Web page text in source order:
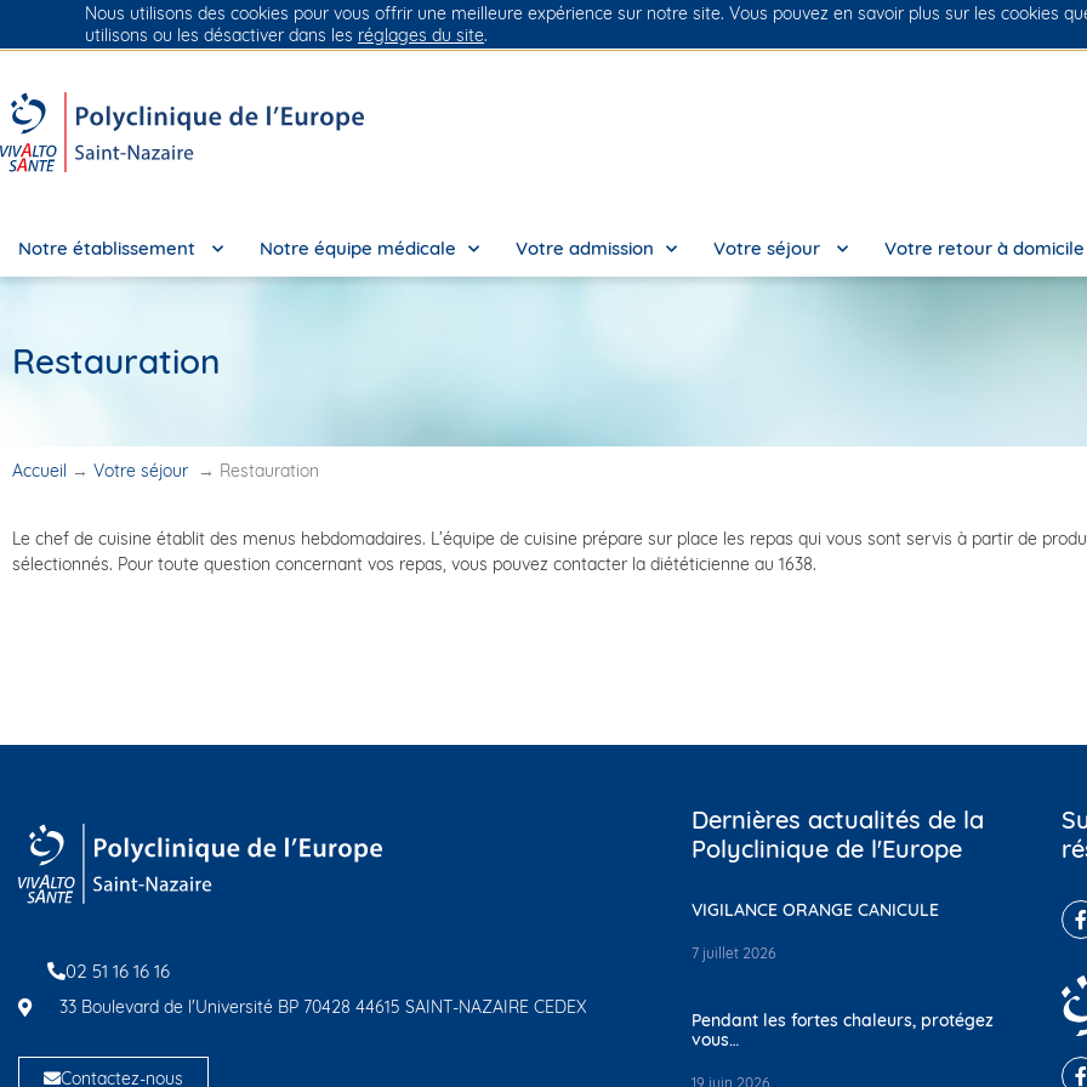
Groupe Vivalto Santé Entre nous, la vie
Notre établissement Notre équipe médicale Votre admission Votre séjour Votre retour à domicile
Restauration
Accueil → Votre séjour → Restauration
Le chef de cuisine établit des menus hebdomadaires. L’équipe de cuisine prépare sur place les repas qui vous sont servis à partir de
sélectionnés. Pour toute question concernant vos repas, vous pouvez contacter la diététicienne au 1638.
02 51 16 16 16
33 Boulevard de l'Université BP 70428 44615 SAINT-NAZAIRE CEDEX
Contactez-nous
Dernières actualités de la
Polyclinique de l'Europe
VIGILANCE ORANGE CANICULE
7 juillet 2026
Pendant les fortes chaleurs, protégez
vous…
19 juin 2026
Nous utilisons des cookies pour vous offrir une meilleure expérience sur notre site. Vous pouvez en savoir plus sur les cookies
utilisons ou les désactiver dans les réglages du site.